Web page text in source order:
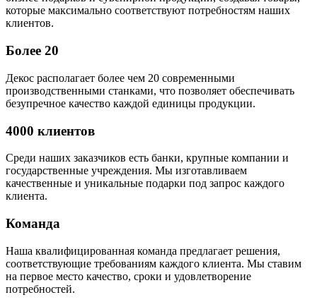
которые максимально соответствуют потребностям наших
клиентов.
Более 20
Декос располагает более чем 20 современными
производственными станками, что позволяет обеспечивать
безупречное качество каждой единицы продукции.
4000 клиентов
Среди наших заказчиков есть банки, крупные компании и
государственные учреждения. Мы изготавливаем
качественные и уникальные подарки под запрос каждого
клиента.
Команда
Наша квалифицированная команда предлагает решения,
соответствующие требованиям каждого клиента. Мы ставим
на первое место качество, сроки и удовлетворение
потребностей.